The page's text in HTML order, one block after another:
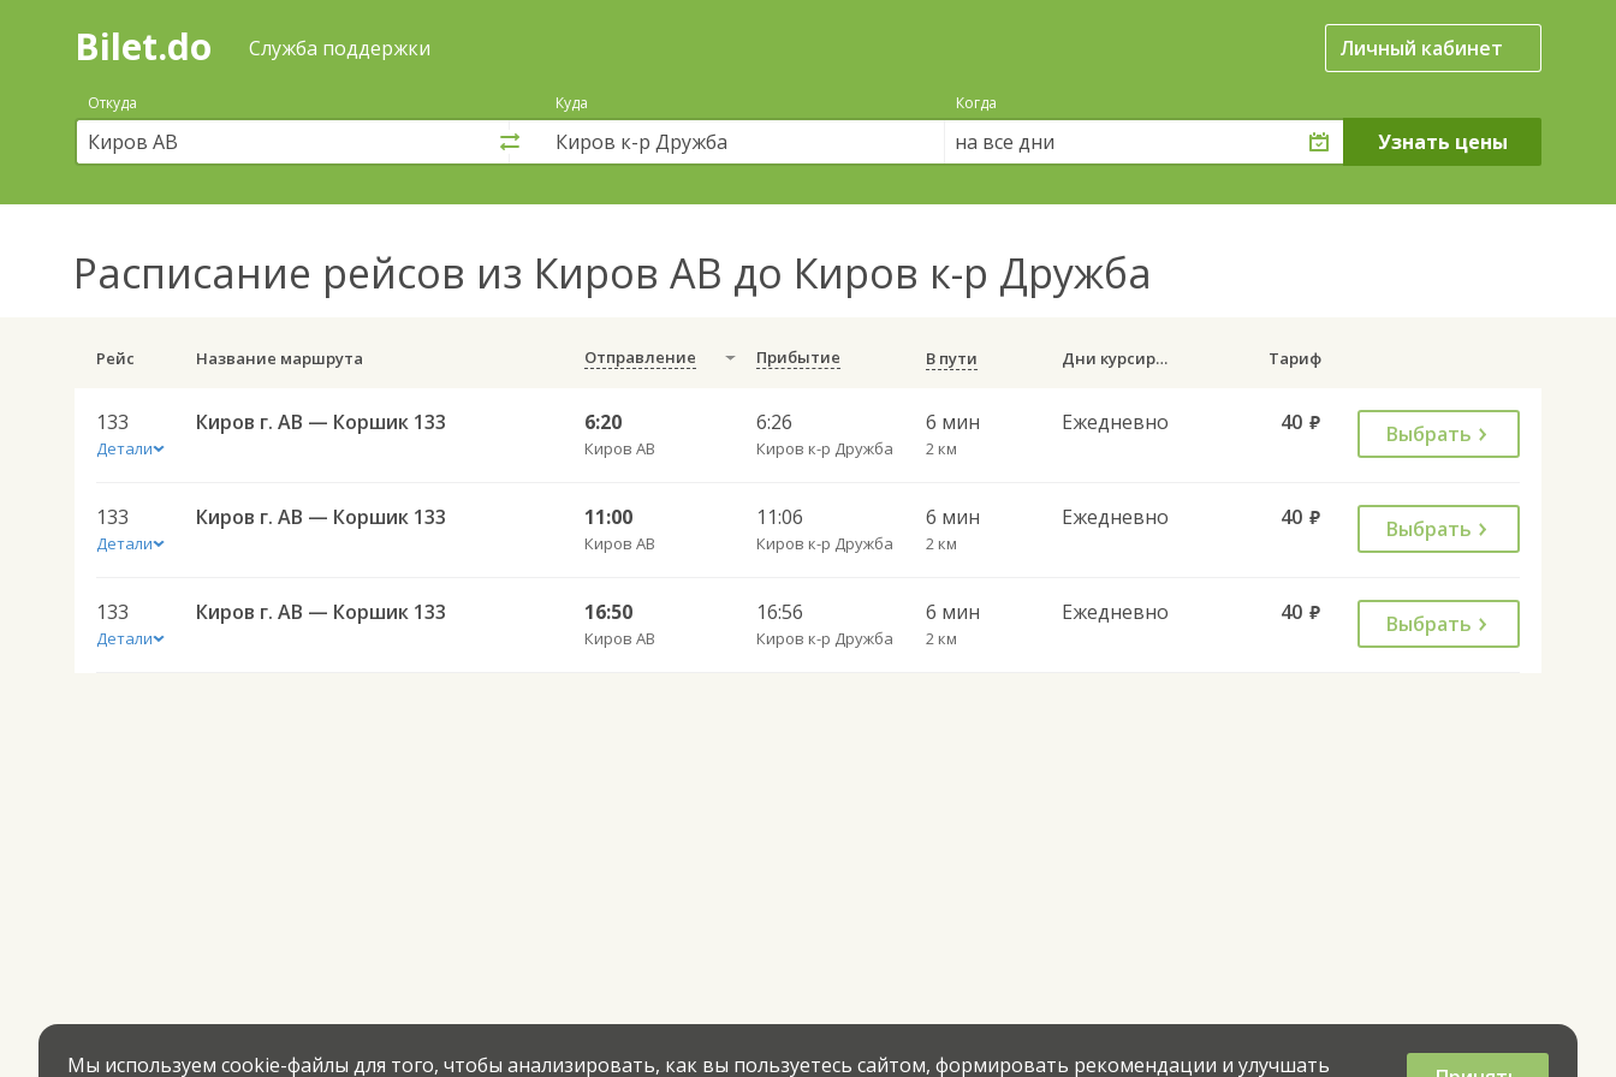
Поиск
покупка
билетов
автобус
онлайн
Bilet.do Служба поддержки Личный кабинет
Откуда Куда Когда
на все дни
Расписание рейсов из Киров АВ до Киров к-р Дружба
Рейс Название маршрута Отправление Прибытие В пути Дни курсирования Тариф
133
Детали
Киров г. АВ — Коршик 133 6:20
Киров АВ
6:26
Киров к-р Дружба
6 мин
2 км
Ежедневно 40 руб. Выбрать
133
Детали
Киров г. АВ — Коршик 133 11:00
Киров АВ
11:06
Киров к-р Дружба
6 мин
2 км
Ежедневно 40 руб. Выбрать
133
Детали
Киров г. АВ — Коршик 133 16:50
Киров АВ
16:56
Киров к-р Дружба
6 мин
2 км
Ежедневно 40 руб. Выбрать
Мы используем cookie-файлы для того, чтобы анализировать, как вы пользуетесь сайтом, формировать рекомендации и улучшать